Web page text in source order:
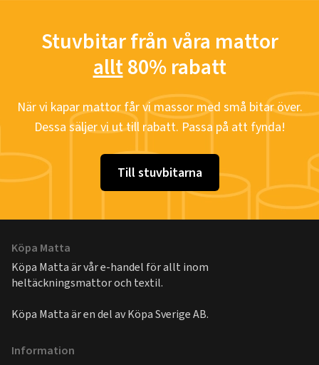
Stuvbitar från våra mattor
allt80% rabatt
När vi kapar mattor får vi massor med små bitar över.
Dessa säljer vi ut till rabatt. Passa på att fynda!
Till stuvbitarna
Köpa Matta
Köpa Matta är vår e-handel för allt inom
heltäckningsmattor och textil.
Köpa Matta är en del avKöpa Sverige AB.
Information